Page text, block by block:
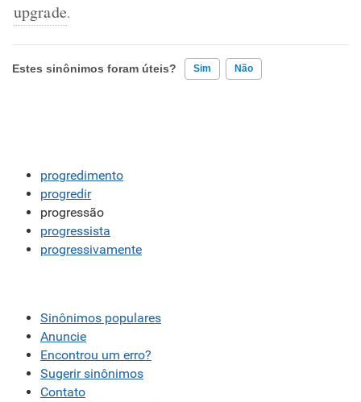
upgrade.
Estes sinônimos foram úteis? Sim Não
Outro
progredimento
progredir
progressão
progressista
progressivamente
Sinônimos populares
Anuncie
Encontrou um erro?
Sugerir sinônimos
Contato